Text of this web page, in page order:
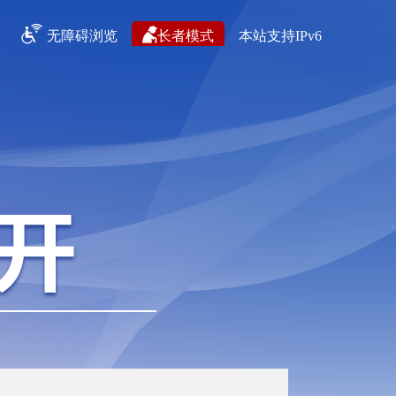
无障碍浏览 长者模式 本站支持IPv6